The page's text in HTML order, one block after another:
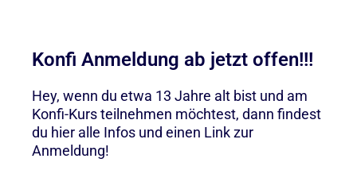
Konfi Anmeldung ab jetzt offen!!!
Hey, wenn du etwa 13 Jahre alt bist und am
Konfi-Kurs teilnehmen möchtest, dann findest
du hier alle Infos und einen Link zur
Anmeldung!